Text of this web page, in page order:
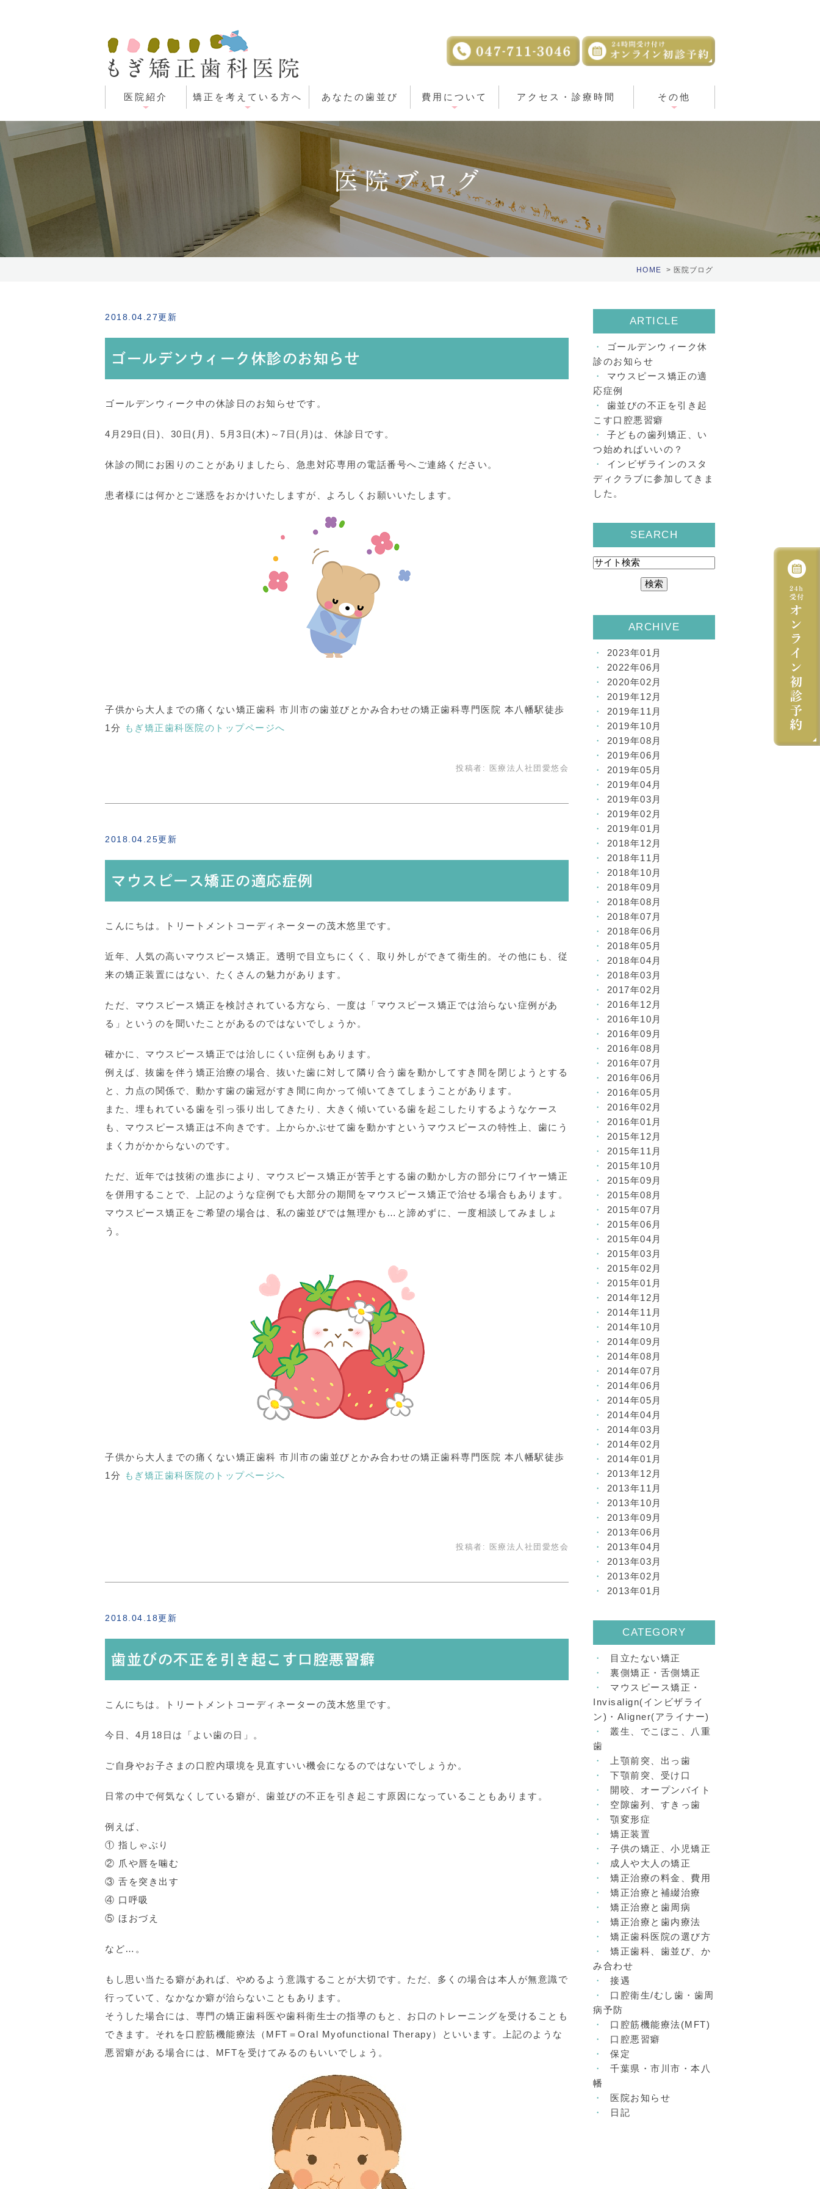
医院紹介 矯正を考えている方へ あなたの歯並び 費用について アクセス・診療時間 その他
医院ブログ
HOME 医院ブログ
2018.04.27更新
ゴールデンウィーク休診のお知らせ
ゴールデンウィーク中の休診日のお知らせです。
4月29日(日)、30日(月)、5月3日(木)～7日(月)は、休診日です。
休診の間にお困りのことがありましたら、急患対応専用の電話番号へご連絡ください。
患者様には何かとご迷惑をおかけいたしますが、よろしくお願いいたします。
子供から大人までの痛くない矯正歯科 市川市の歯並びとかみ合わせの矯正歯科専門医院 本八幡駅徒歩
1分
もぎ矯正歯科医院のトップページへ
投稿者: 医療法人社団愛悠会
2018.04.25更新
マウスピース矯正の適応症例
こんにちは。トリートメントコーディネーターの茂木悠里です。
近年、人気の高いマウスピース矯正。透明で目立ちにくく、取り外しができて衛生的。その他にも、従
来の矯正装置にはない、たくさんの魅力があります。
ただ、マウスピース矯正を検討されている方なら、一度は「マウスピース矯正では治らない症例があ
る」というのを聞いたことがあるのではないでしょうか。
確かに、マウスピース矯正では治しにくい症例もあります。
例えば、抜歯を伴う矯正治療の場合、抜いた歯に対して隣り合う歯を動かしてすき間を閉じようとする
と、力点の関係で、動かす歯の歯冠がすき間に向かって傾いてきてしまうことがあります。
また、埋もれている歯を引っ張り出してきたり、大きく傾いている歯を起こしたりするようなケース
も、マウスピース矯正は不向きです。上からかぶせて歯を動かすというマウスピースの特性上、歯にう
まく力がかからないのです。
ただ、近年では技術の進歩により、マウスピース矯正が苦手とする歯の動かし方の部分にワイヤー矯正
を併用することで、上記のような症例でも大部分の期間をマウスピース矯正で治せる場合もあります。
マウスピース矯正をご希望の場合は、私の歯並びでは無理かも…と諦めずに、一度相談してみましょ
う。
子供から大人までの痛くない矯正歯科 市川市の歯並びとかみ合わせの矯正歯科専門医院 本八幡駅徒歩
1分
もぎ矯正歯科医院のトップページへ
投稿者: 医療法人社団愛悠会
2018.04.18更新
歯並びの不正を引き起こす口腔悪習癖
こんにちは。トリートメントコーディネーターの茂木悠里です。
今日、4月18日は「よい歯の日」。
ご自身やお子さまの口腔内環境を見直すいい機会になるのではないでしょうか。
日常の中で何気なくしている癖が、歯並びの不正を引き起こす原因になっていることもあります。
例えば、
① 指しゃぶり
② 爪や唇を噛む
③ 舌を突き出す
④ 口呼吸
⑤ ほおづえ
など…。
もし思い当たる癖があれば、やめるよう意識することが大切です。ただ、多くの場合は本人が無意識で
行っていて、なかなか癖が治らないこともあります。
そうした場合には、専門の矯正歯科医や歯科衛生士の指導のもと、お口のトレーニングを受けることも
できます。それを口腔筋機能療法（MFT＝Oral Myofunctional Therapy）といいます。上記のような
悪習癖がある場合には、MFTを受けてみるのもいいでしょう。
ARTICLE
ゴールデンウィーク休
診のお知らせ
マウスピース矯正の適
応症例
歯並びの不正を引き起
こす口腔悪習癖
子どもの歯列矯正、い
つ始めればいいの？
インビザラインのスタ
ディクラブに参加してきま
した。
SEARCH
ARCHIVE
2023年01月
2022年06月
2020年02月
2019年12月
2019年11月
2019年10月
2019年08月
2019年06月
2019年05月
2019年04月
2019年03月
2019年02月
2019年01月
2018年12月
2018年11月
2018年10月
2018年09月
2018年08月
2018年07月
2018年06月
2018年05月
2018年04月
2018年03月
2017年02月
2016年12月
2016年10月
2016年09月
2016年08月
2016年07月
2016年06月
2016年05月
2016年02月
2016年01月
2015年12月
2015年11月
2015年10月
2015年09月
2015年08月
2015年07月
2015年06月
2015年04月
2015年03月
2015年02月
2015年01月
2014年12月
2014年11月
2014年10月
2014年09月
2014年08月
2014年07月
2014年06月
2014年05月
2014年04月
2014年03月
2014年02月
2014年01月
2013年12月
2013年11月
2013年10月
2013年09月
2013年06月
2013年04月
2013年03月
2013年02月
2013年01月
CATEGORY
目立たない矯正
裏側矯正・舌側矯正
マウスピース矯正・
Invisalign(インビザライ
ン)・Aligner(アライナー)
叢生、でこぼこ、八重
歯
上顎前突、出っ歯
下顎前突、受け口
開咬、オープンバイト
空隙歯列、すきっ歯
顎変形症
矯正装置
子供の矯正、小児矯正
成人や大人の矯正
矯正治療の料金、費用
矯正治療と補綴治療
矯正治療と歯周病
矯正治療と歯内療法
矯正歯科医院の選び方
矯正歯科、歯並び、か
み合わせ
接遇
口腔衛生/むし歯・歯周
病予防
口腔筋機能療法(MFT)
口腔悪習癖
保定
千葉県・市川市・本八
幡
医院お知らせ
日記